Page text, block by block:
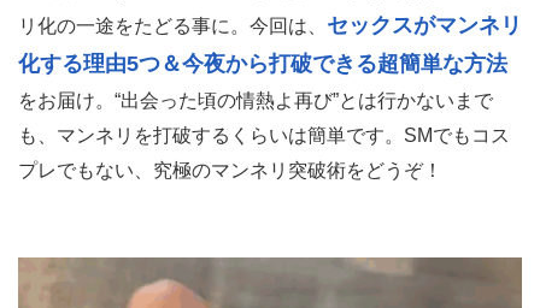
リ化の一途をたどる事に。今回は、 セックスがマンネリ
化する理由5つ＆今夜から打破できる超簡単な方法
をお届け。“出会った頃の情熱よ再び”とは行かないまで
も、マンネリを打破するくらいは簡単です。SMでもコス
プレでもない、究極のマンネリ突破術をどうぞ！